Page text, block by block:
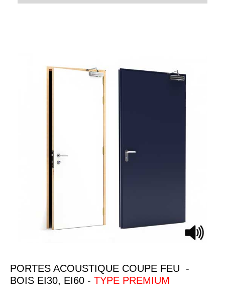
PORTES ACOUSTIQUE COUPE FEU -
BOIS EI30, EI60 - TYPE PREMIUM